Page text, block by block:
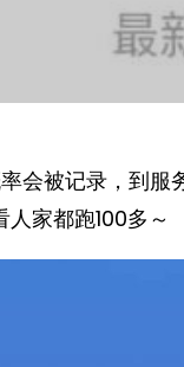
会被记录，到
家都跑100多～